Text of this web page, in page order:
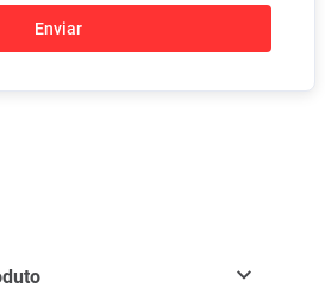
Enviar